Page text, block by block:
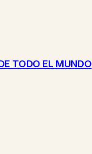
TODO EL MUNDO